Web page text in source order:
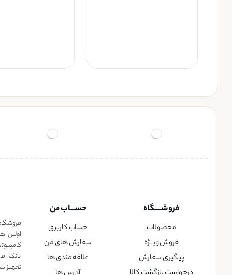
فروشــــگاه
محصولات
فروش ویــژه
پیگیری سفارش
حســـاب من
حساب کاربری
سفارش های من
علاقه مندی ها
اولین
بانک ،